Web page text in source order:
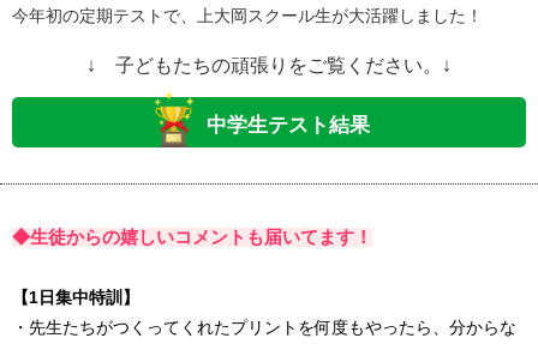
今年初の定期テストで、上大岡スクール生が大活躍しました！
↓ 子どもたちの頑張りをご覧ください。↓
中学生テスト結果
◆生徒からの嬉しいコメントも届いてます！
【1日集中特訓】
・先生たちがつくってくれたプリントを何度もやったら、分からな